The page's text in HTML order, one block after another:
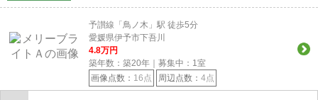
予讃線「鳥ノ木」駅 徒歩5分
愛媛県伊予市下吾川
4.8万円
築年数：築20年｜募集中： 1室
画像点数： 16点 周辺点数： 4点